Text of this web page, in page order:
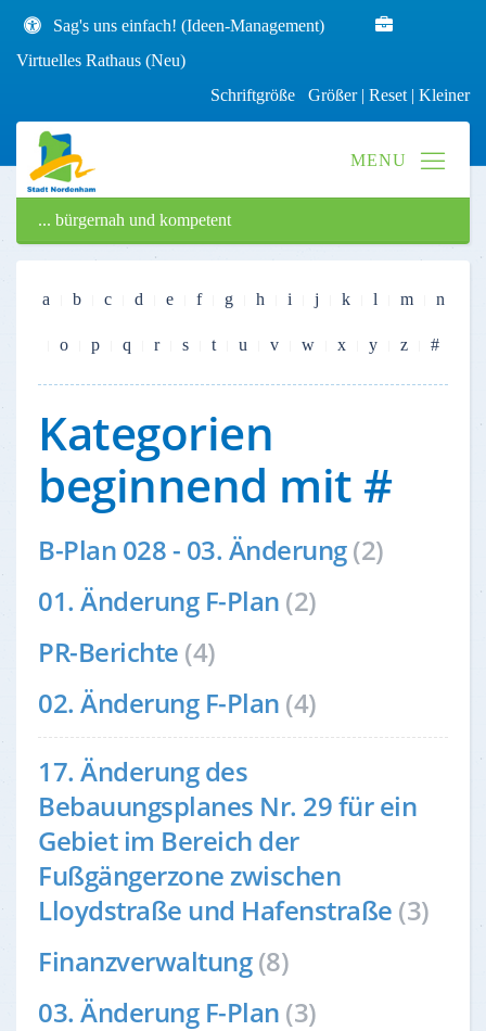
Sag's uns einfach! (Ideen-Management)
Virtuelles Rathaus (Neu)
Schriftgröße Größer| Reset | Kleiner
... bürgernah und kompetent
a b c d e f g h i j k l m n
o p q r s t u v w x y z #
Kategorien
beginnend mit #
B-Plan 028 - 03. Änderung(2)
01. Änderung F-Plan (2)
PR-Berichte (4)
02. Änderung F-Plan (4)
17. Änderung des
Bebauungsplanes Nr. 29 für ein
Gebiet im Bereich der
Fußgängerzone zwischen
Lloydstraße und Hafenstraße (3)
Finanzverwaltung (8)
03. Änderung F-Plan (3)